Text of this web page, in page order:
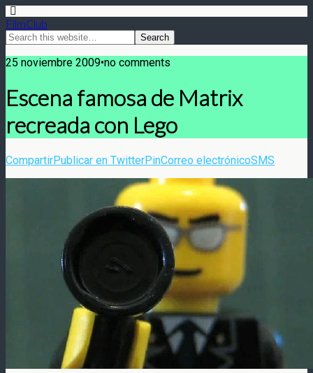
FilmClub
25 noviembre 2009•no comments
Escena famosa de Matrix
recreada con Lego
CompartirPublicar en TwitterPinCorreo electrónicoSMS